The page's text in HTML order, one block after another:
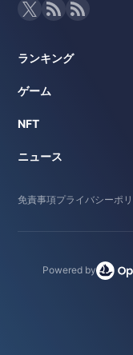
ランキング
ゲーム
NFT
ニュース
免責事項プライバシーポ
Powered by